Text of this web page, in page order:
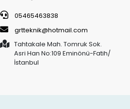
05465463838
grtteknik@hotmail.com
Tahtakale Mah. Tomruk Sok.
Asri Han No:109 Eminönü-Fatih/
İstanbul